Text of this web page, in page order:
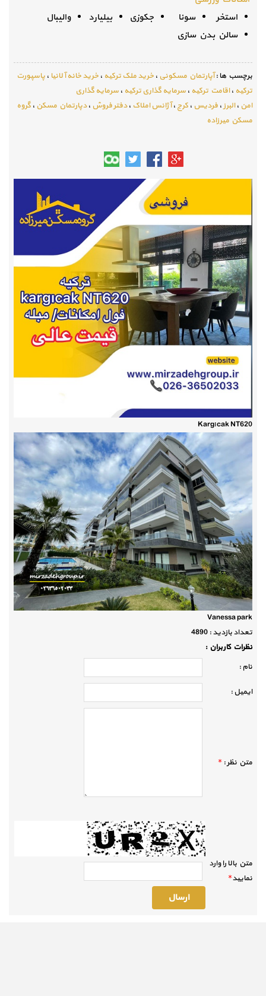
استخر
سونا جکوزی بیلیارد
والیبال
سالن بدن سازی
برچسب ها :آپارتمان مسکونی ،خرید ملک ترکیه ،خرید خانه آلانیا ،پاسپورت
ترکیه ،اقامت ترکیه ،سرمایه گذاری ترکیه ،سرمایه گذاری
امن ،البرز،فردیس ،کرج ،آژانس املاک ،دفتر فروش ،دپارتمان مسکن ،گروه
مسکن میرزاده
Kargıcak NT620
Vanessa park
تعداد بازديد :4890
نظرات كاربران :
نام :
ايميل :
متن نظر :*
متن بالا را وارد
نماييد*